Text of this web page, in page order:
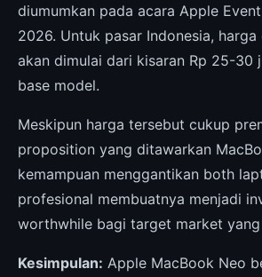
diumumkan pada acara Apple
2026. Untuk pasar Indonesia,
akan dimulai dari kisaran Rp 25-30
base model.
Meskipun harga tersebut cukup
proposition yang ditawarkan
kemampuan menggantikan both
profesional membuatnya menjadi
worthwhile bagi target market
Kesimpulan: Apple MacBook Neo